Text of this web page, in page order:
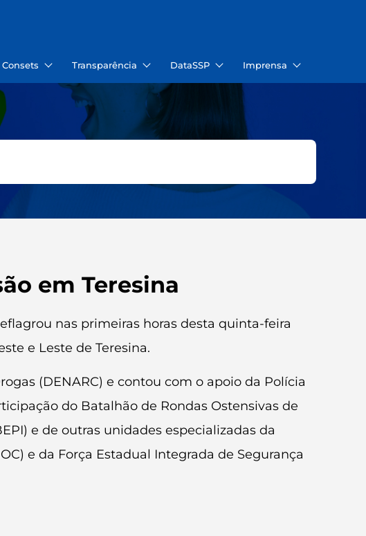
Consets Transparência DataSSP Imprensa
em Teresina
nas primeiras horas desta quinta-feira
e Leste de Teresina.
(DENARC) e contou com o apoio da Polícia
do Batalhão de Rondas Ostensivas de
e de outras unidades especializadas da
e da Força Estadual Integrada de Segurança